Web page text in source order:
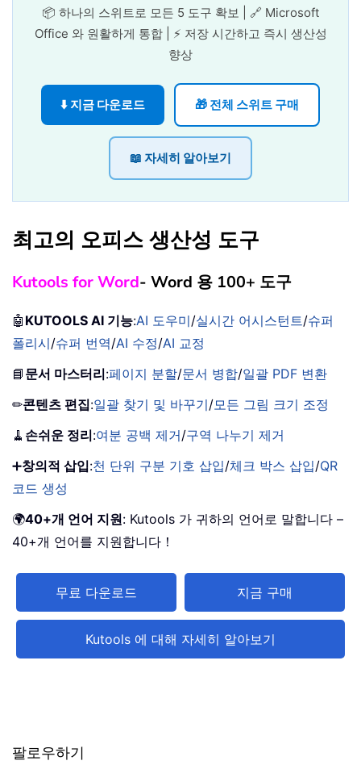
📦 하나의 스위트로 모든 5 도구 확보 | 🔗 Microsoft
Office 와 원활하게 통합 | ⚡ 저장 시간하고 즉시 생산성
향상
⬇️ 지금 다운로드 🎁 전체 스위트 구매
📖 자세히 알아보기
최고의 오피스 생산성 도구
Kutools for Word- Word 용 100+ 도구
🤖 KUTOOLS AI 기능:AI 도우미/실시간 어시스턴트/슈퍼
폴리시/슈퍼 번역/AI 수정/AI 교정
📘 문서 마스터리:페이지 분할/문서 병합/일괄 PDF 변환
✏콘텐츠 편집:일괄 찾기 및 바꾸기/모든 그림 크기 조정
🧹 손쉬운 정리:여분 공백 제거/구역 나누기 제거
➕창의적 삽입:천 단위 구분 기호 삽입/체크 박스 삽입/QR
코드 생성
🌍40+개 언어 지원: Kutools 가 귀하의 언어로 말합니다 –
40+개 언어를 지원합니다！
무료 다운로드 지금 구매
Kutools 에 대해 자세히 알아보기
팔로우하기